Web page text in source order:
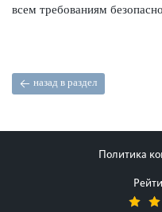
всем требованиям
назад в раздел
Политика